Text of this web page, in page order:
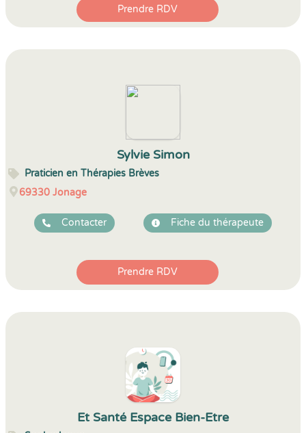
Prendre RDV
Sylvie Simon
Praticien en Thérapies Brèves
69330 Jonage
Contacter Fiche du thérapeute
Prendre RDV
Et Santé Espace Bien-Etre